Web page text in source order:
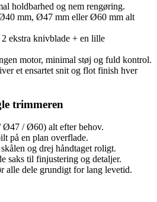
holdbarhed og nem rengøring.
mm, Ø47 mm eller Ø60 mm alt
2 ekstra knivblade + en lille
motor, minimal støj og fuld kontrol.
et ensartet snit og flot finish hver
trimmeren
/ Ø60) alt efter behov.
på en plan overflade.
og drej håndtaget roligt.
saks til finjustering og detaljer.
alle dele grundigt for lang levetid.